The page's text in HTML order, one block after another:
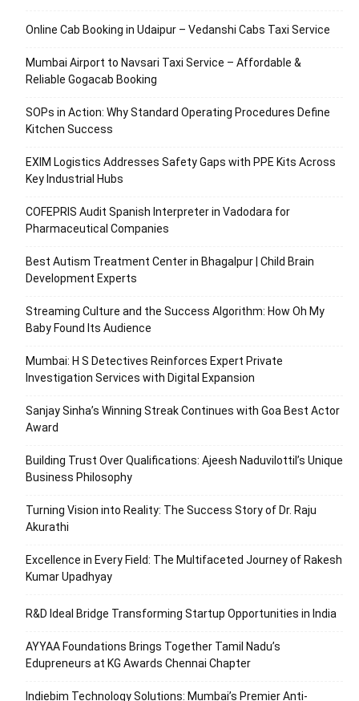
Online Cab Booking in Udaipur – Vedanshi Cabs Taxi Service
Mumbai Airport to Navsari Taxi Service – Affordable &
Reliable Gogacab Booking
SOPs in Action: Why Standard Operating Procedures Define
Kitchen Success
EXIM Logistics Addresses Safety Gaps with PPE Kits Across
Key Industrial Hubs
COFEPRIS Audit Spanish Interpreter in Vadodara for
Pharmaceutical Companies
Best Autism Treatment Center in Bhagalpur | Child Brain
Development Experts
Streaming Culture and the Success Algorithm: How Oh My
Baby Found Its Audience
Mumbai: H S Detectives Reinforces Expert Private
Investigation Services with Digital Expansion
Sanjay Sinha’s Winning Streak Continues with Goa Best Actor
Award
Building Trust Over Qualifications: Ajeesh Naduvilottil’s Unique
Business Philosophy
Turning Vision into Reality: The Success Story of Dr. Raju
Akurathi
Excellence in Every Field: The Multifaceted Journey of Rakesh
Kumar Upadhyay
R&D Ideal Bridge Transforming Startup Opportunities in India
AYYAA Foundations Brings Together Tamil Nadu’s
Edupreneurs at KG Awards Chennai Chapter
Indiebim Technology Solutions: Mumbai’s Premier Anti-